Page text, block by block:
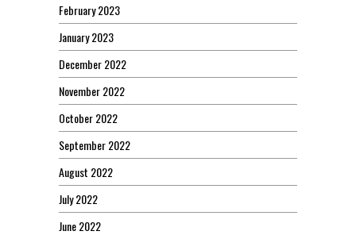
February 2023
January 2023
December 2022
November 2022
October 2022
September 2022
August 2022
July 2022
June 2022